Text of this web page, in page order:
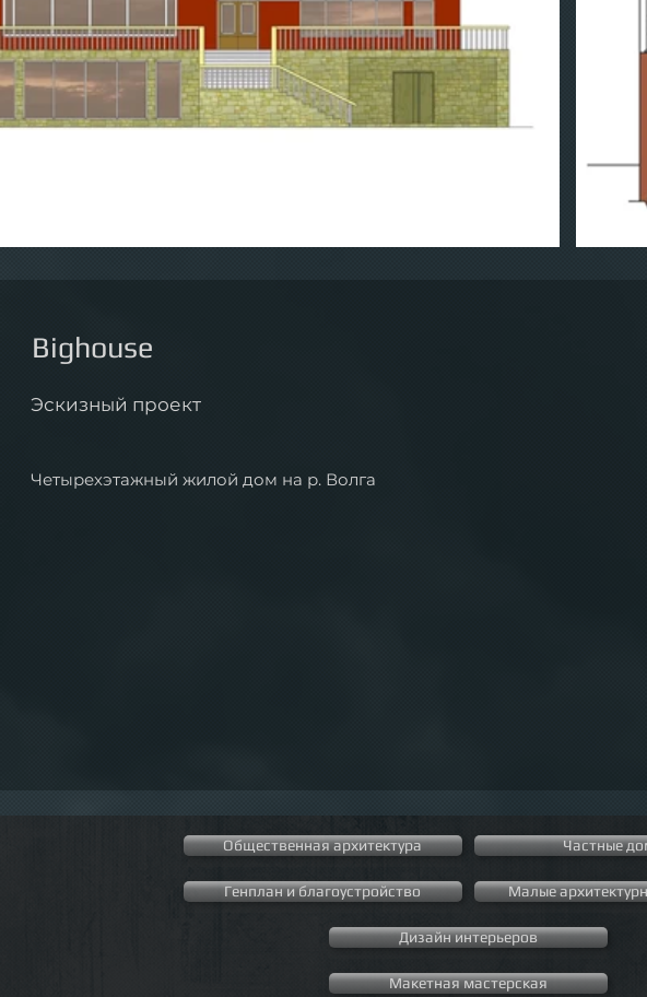
Bighouse
Эскизный проект
Четырехэтажный жилой дом на р. Волга
Общественная архитектура
Генплан и благоустройство
Частные
Малые
Дизайн интерьеров
Макетная мастерская